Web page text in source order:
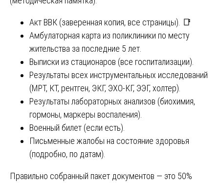
Акт ВВК (заверенная копия, все страницы). 📑
Амбулаторная карта из поликлиники по месту
жительства за последние 5 лет.
Выписки из стационаров (все госпитализации).
Результаты всех инструментальных исследований
(МРТ, КТ, рентген, ЭКГ, ЭХО-КГ, ЭЭГ, холтер).
Результаты лабораторных анализов (биохимия,
гормоны, маркеры воспаления).
Военный билет (если есть).
Письменные жалобы на состояние здоровья
(подробно, по датам).
Правильно собранный пакет документов — это 50%